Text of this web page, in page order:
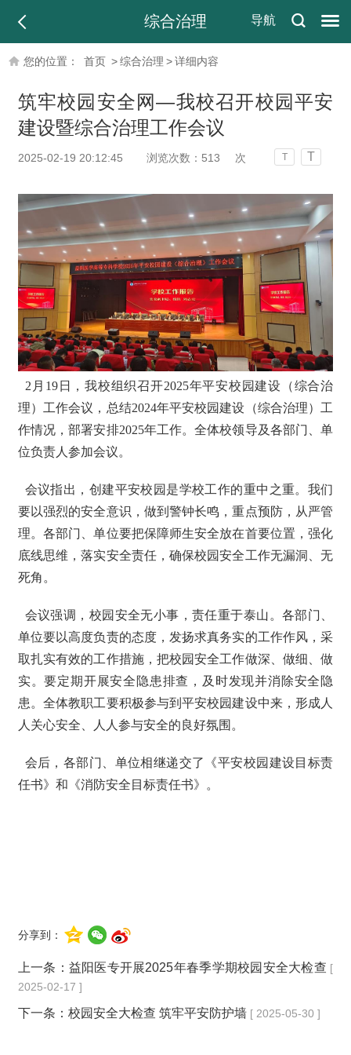
导航
综合治理
您的位置： 首页 >综合治理 >详细内容
筑牢校园安全网—我校召开校园平安
建设暨综合治理工作会议
2025-02-19 20:12:45 浏览次数： 513 次 T T
2月19日，我校组织召开2025年平安校园建设（综合治
理）工作会议，总结2024年平安校园建设（综合治理）工
作情况，部署安排2025年工作。全体校领导及各部门、单
位负责人参加会议。
会议指出，创建平安校园是学校工作的重中之重。我们
要以强烈的安全意识，做到警钟长鸣，重点预防，从严管
理。各部门、单位要把保障师生安全放在首要位置，强化
底线思维，落实安全责任，确保校园安全工作无漏洞、无
死角。
会议强调，校园安全无小事，责任重于泰山。各部门、
单位要以高度负责的态度，发扬求真务实的工作作风，采
取扎实有效的工作措施，把校园安全工作做深、做细、做
实。要定期开展安全隐患排查，及时发现并消除安全隐
患。全体教职工要积极参与到平安校园建设中来，形成人
人关心安全、人人参与安全的良好氛围。
会后，各部门、单位相继递交了《平安校园建设目标责
任书》和《消防安全目标责任书》。
分享到：
上一条： 益阳医专开展2025年春季学期校园安全大检查 [
2025-02-17 ]
下一条： 校园安全大检查 筑牢平安防护墙 [ 2025-05-30 ]